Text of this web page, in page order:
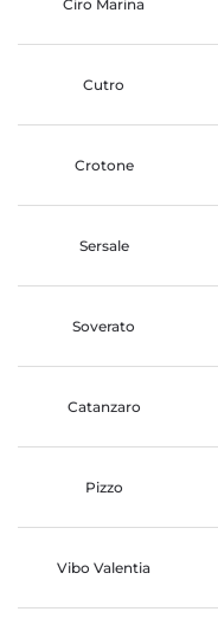
Ciro Marina
Cutro
Crotone
Sersale
Soverato
Catanzaro
Pizzo
Vibo Valentia